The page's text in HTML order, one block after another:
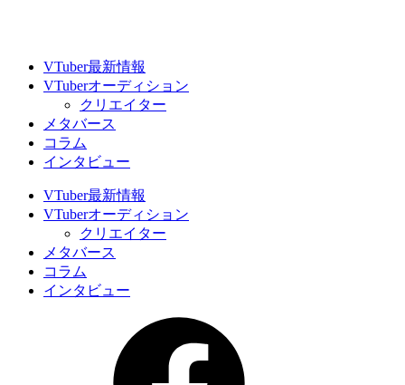
VTuber最新情報
VTuberオーディション
クリエイター
メタバース
コラム
インタビュー
VTuber最新情報
VTuberオーディション
クリエイター
メタバース
コラム
インタビュー